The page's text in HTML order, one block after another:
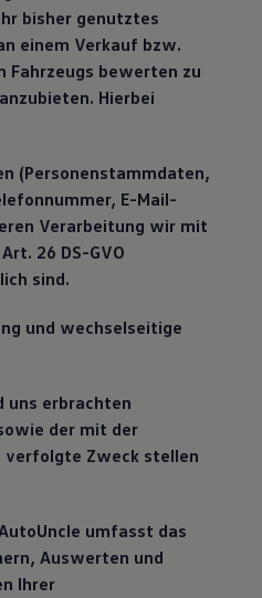
bisher genutztes
einem Verkauf bzw.
Fahrzeugs bewerten zu
Hierbei
(Personenstammdaten,
E-Mail-
Verarbeitung wir mit
26 DS-GVO
sind.
und wechselseitige
uns erbrachten
der mit der
Zweck stellen
umfasst das
Auswerten und
Ihrer